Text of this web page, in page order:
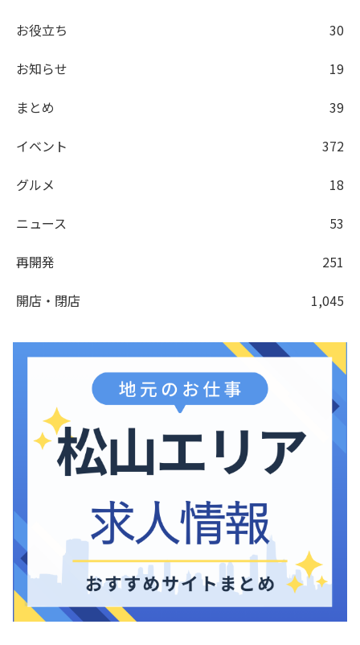
お役立ち
30
お知らせ
19
まとめ
39
イベント
372
グルメ
18
ニュース
53
再開発
251
開店・閉店
1,045